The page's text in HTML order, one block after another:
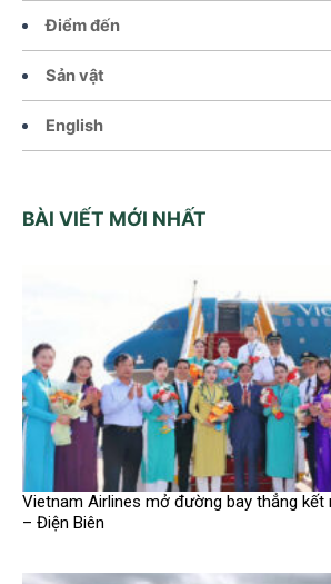
Điểm đến
Sản vật
English
BÀI VIẾT MỚI NHẤT
Vietnam Airlines mở đường bay thẳng kết
– Điện Biên